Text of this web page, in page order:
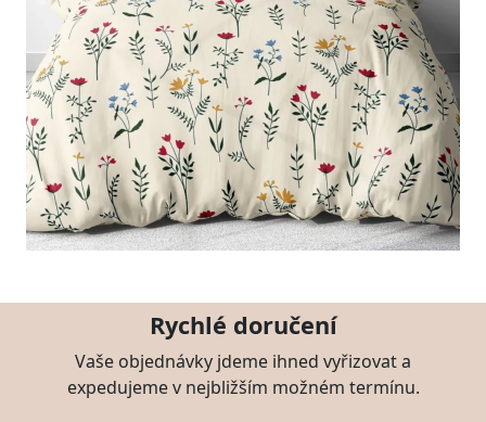
Rychlé doručení
Vaše objednávky jdeme ihned vyřizovat a
expedujeme v nejbližším možném termínu.